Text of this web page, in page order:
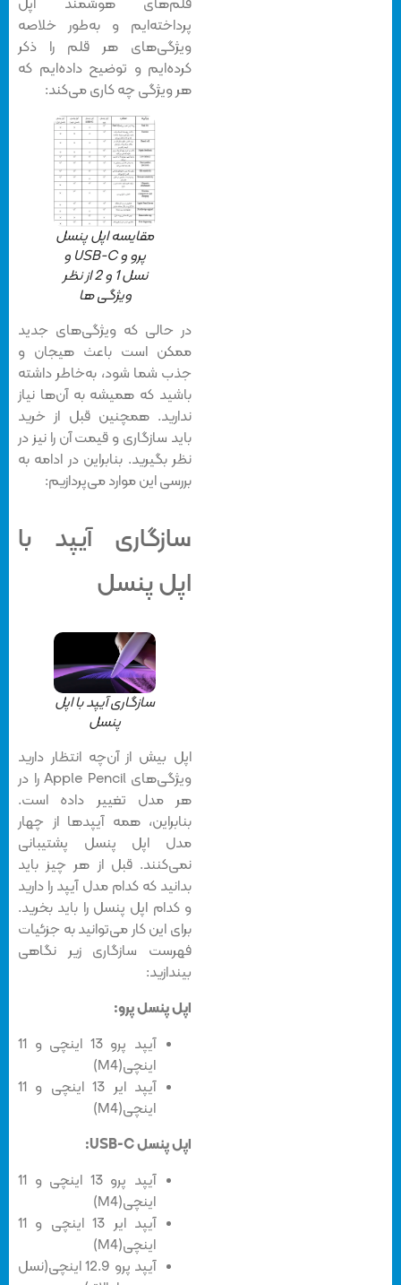
قلم‌های هوشمند اپل
پرداخته‌ایم و به‌طور خلاصه
ویژگی‌های هر قلم را ذکر
کرده‌ایم و توضیح داده‌ایم که
هر ویژگی چه کاری می‌کند:
مقایسه اپل پنسل
پرو و USB-C و
نسل 1 و 2 از نظر
ویژگی ها
در حالی‌ که ویژگی‌های جدید
ممکن است باعث هیجان و
جذب شما شود، به‌خاطر داشته
باشید که همیشه به آن‌ها نیاز
ندارید. همچنین قبل از خرید
باید سازگاری و قیمت آن را نیز در
نظر بگیرید. بنابراین در ادامه به
بررسی این موارد می‌پردازیم:
سازگاری آیپد با
اپل پنسل
سازگاری آیپد با اپل
پنسل
اپل بیش از آن‌چه انتظار دارید
ویژگی‌های Apple Pencil را در
هر مدل تغییر داده است.
بنابراین، همه آیپدها از چهار
مدل اپل پنسل پشتیبانی
نمی‌کنند. قبل از هر چیز باید
بدانید که کدام مدل آیپد را دارید
و کدام اپل پنسل را باید بخرید.
برای این کار می‌توانید به جزئیات
فهرست سازگاری زیر نگاهی
بیندازید:
اپل پنسل پرو:
آیپد پرو 13 اینچی و 11
اینچی(M4)
آیپد ایر 13 اینچی و 11
اینچی(M4)
اپل پنسل USB-C:
آیپد پرو 13 اینچی و 11
اینچی(M4)
آیپد ایر 13 اینچی و 11
اینچی(M4)
آیپد پرو 12.9 اینچی(نسل